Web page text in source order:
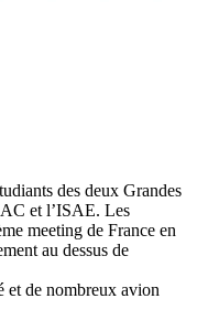
des deux Grandes
et l’ISAE. Les
meeting de France en
au dessus de
et de nombreux avion